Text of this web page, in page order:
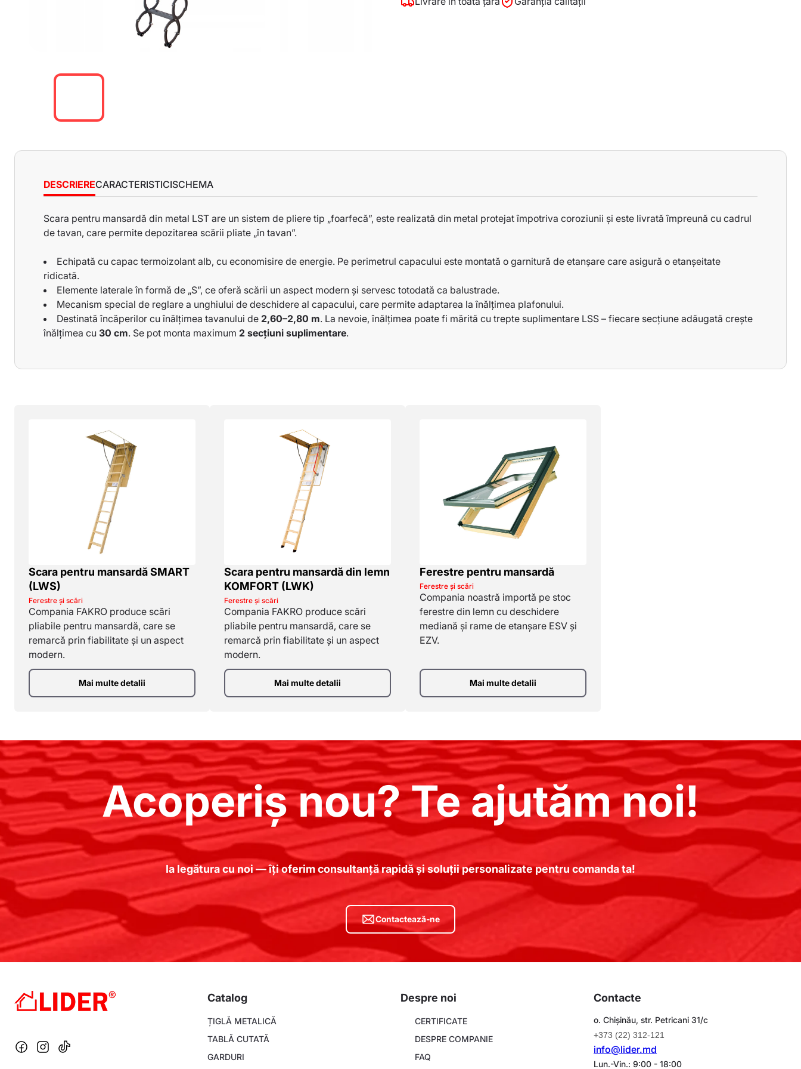
DESCRIERECARACTERISTICISCHEMA
Scara pentru mansardă din metal LST are un sistem de pliere tip „foarfecă”, este realizată din metal protejat împotriva coroziunii și este livrată împreună cu cadrul
de tavan, care permite depozitarea scării pliate „în tavan”.
Echipată cu capac termoizolant alb, cu economisire de energie. Pe perimetrul capacului este montată o garnitură de etanșare care asigură o etanșeitate
ridicată.
Elemente laterale în formă de „S”, ce oferă scării un aspect modern și servesc totodată ca balustrade.
Mecanism special de reglare a unghiului de deschidere al capacului, care permite adaptarea la înălțimea plafonului.
Destinată încăperilor cu înălțimea tavanului de 2,60–2,80 m. La nevoie, înălțimea poate fi mărită cu trepte suplimentare LSS – fiecare secțiune adăugată crește
înălțimea cu 30 cm. Se pot monta maximum 2 secțiuni suplimentare.
Sarcină maximă:200 kg
Lățimea treptei:8 cm
- pentru scară cu lățimea de 70 cm -40 cm
- pentru scară cu lățimea de 60 cm -
- pentru scară cu lățimea de 50 cm - 30 cm
Dimensiuni trapă pentru înălțimea de 260-280 cm:70×80 cm,60×120 cm,70×120 cm
Scara pentru mansardă SMART
(LWS)
Ferestre și scări
Compania FAKRO produce scări
pliabile pentru mansardă, care se
remarcă prin fiabilitate și un aspect
modern.
Mai multe detalii
Scara pentru mansardă din lemn
KOMFORT (LWK)
Ferestre și scări
Compania FAKRO produce scări
pliabile pentru mansardă, care se
remarcă prin fiabilitate și un aspect
modern.
Mai multe detalii
Ferestre pentru mansardă
Ferestre și scări
Compania noastră importă pe stoc
ferestre din lemn cu deschidere
mediană și rame de etanșare ESV și
EZV.
Mai multe detalii
Acoperiș nou? Te ajutăm noi!
Ia legătura cu noi — îți oferim consultanță rapidă și soluții personalizate pentru comanda ta!
Contactează-ne
Catalog
Footer
menu
ȚIGLĂ METALICĂ
TABLĂ CUTATĂ
GARDURI
Despre noi
About
company
CERTIFICATE
DESPRE COMPANIE
FAQ
Contacte
o. Chișinău, str. Petricani 31/c
+373 (22) 312-121
info@lider.md
Lun.-Vin.: 9:00 - 18:00